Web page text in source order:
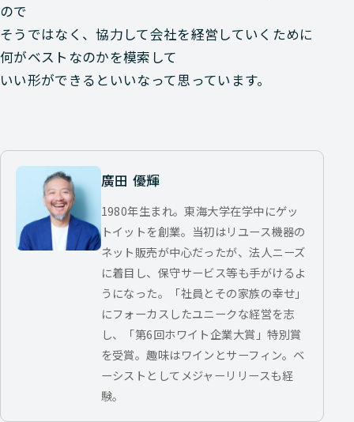
ので
そうではなく、協力して会社を経営していくために
何がベストなのかを模索して
いい形ができるといいなって思っています。
廣田 優輝
1980年生まれ。東海大学在学中にゲッ
トイットを創業。当初はリユース機器の
ネット販売が中心だったが、法人ニーズ
に着目し、保守サービス等も手がけるよ
うになった。「社員とその家族の幸せ」
にフォーカスしたユニークな経営を志
し、「第6回ホワイト企業大賞」特別賞
を受賞。趣味はワインとサーフィン。ベ
ーシストとしてメジャーリリースも経
験。